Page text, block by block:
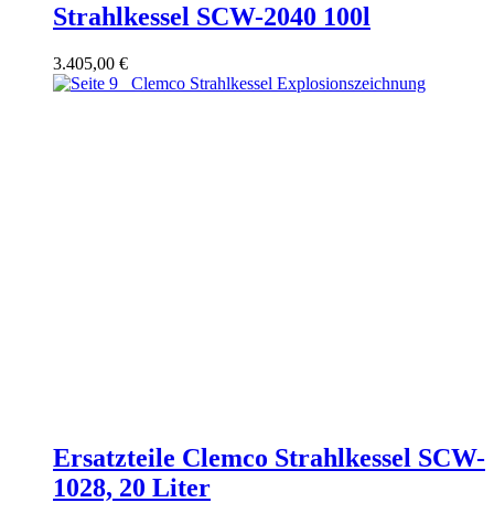
Strahlkessel SCW-2040 100l
3.405,00 €
Ersatzteile Clemco Strahlkessel SCW-
1028, 20 Liter